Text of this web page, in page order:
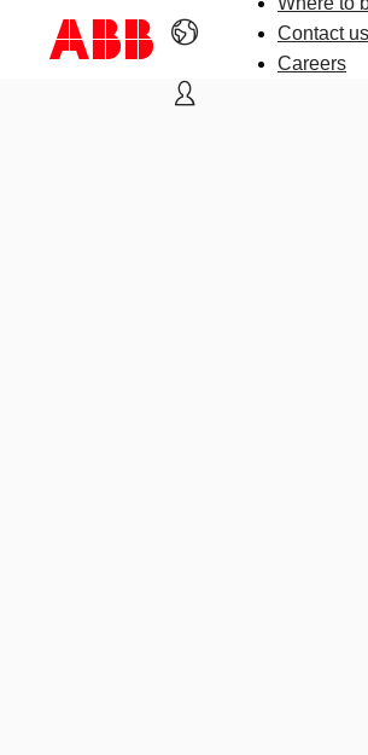
Contact us
Careers